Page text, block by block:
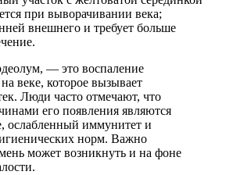
при выворачивании века;
внешнего и требует больше
— это воспаление
веке, которое вызывает
Люди часто отмечают, что
его появления являются
ослабленный иммунитет и
норм. Важно
может возникнуть и на фоне